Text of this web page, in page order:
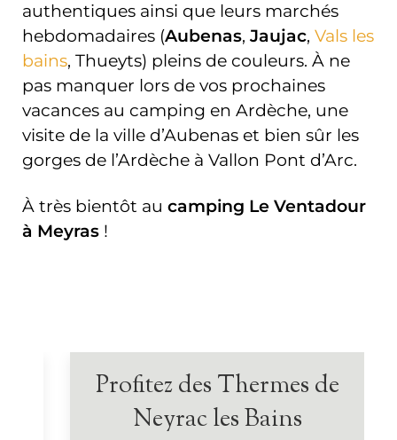
authentiques ainsi que leurs marchés
hebdomadaires (Aubenas, Jaujac, Vals les
bains, Thueyts) pleins de couleurs. À ne
pas manquer lors de vos prochaines
vacances au camping en Ardèche, une
visite de la ville d’Aubenas et bien sûr les
gorges de l’Ardèche à Vallon Pont d’Arc.
À très bientôt au camping Le Ventadour
à Meyras !
Profitez des Thermes de
Neyrac les Bains